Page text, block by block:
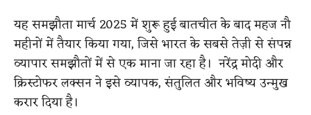
यह समझौता मार्च 2025 में शुरू हुई बातचीत के बाद महज नौ
महीनों में तैयार किया गया, जिसे भारत के सबसे तेज़ी से संपन्न
व्यापार समझौतों में से एक माना जा रहा है। नरेंद्र मोदी और
क्रिस्टोफर लक्सन ने इसे व्यापक, संतुलित और भविष्य उन्मुख
करार दिया है।